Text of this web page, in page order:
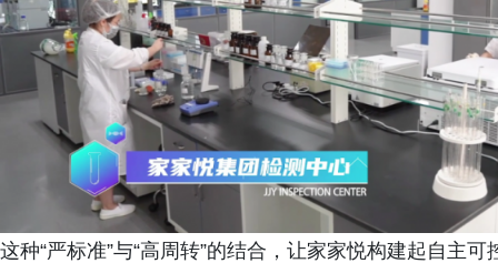
这种“严标准”与“高周转”的结合，让家家悦构建起自主